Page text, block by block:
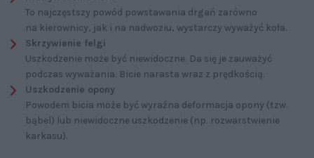
To najczęstszy powód powstawania drgań zarówno
na kierownicy, jak i na nadwoziu, wystarczy wyważyć koła.
Skrzywienie felgi
Uszkodzenie może być niewidoczne. Da się je zauważyć
podczas wyważania. Bicie narasta wraz z prędkością.
Uszkodzenie opony
Powodem bicia może być wyraźna deformacja opony (tzw.
bąbel) lub niewidoczne uszkodzenie (np. rozwarstwienie
karkasu).